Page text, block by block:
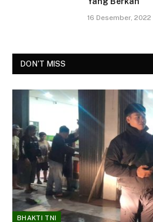
16 Desember, 2022
DON'T MISS
BHAKTI TNI